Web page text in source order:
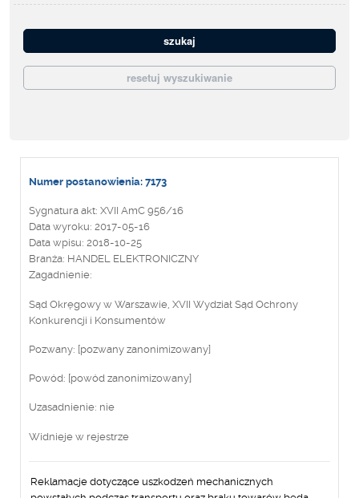
Numer postanowienia: 7173
Sygnatura akt: XVII AmC 956/16
Data wyroku: 2017-05-16
Data wpisu: 2018-10-25
Branża: HANDEL ELEKTRONICZNY
Zagadnienie:
Sąd Okręgowy w Warszawie, XVII Wydział Sąd Ochrony
Konkurencji i Konsumentów
Pozwany: [pozwany zanonimizowany]
Powód: [powód zanonimizowany]
Uzasadnienie: nie
Widnieje w rejestrze
Reklamacje dotyczące uszkodzeń mechanicznych